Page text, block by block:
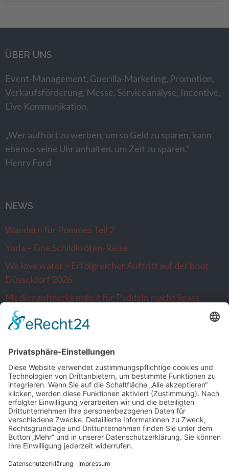
ÜBER UNS
Event-Management, Guerilla-Marketing, Promotion,
Verkaufsförderung, Messe, Serviceanalyse, Incentive,
Live Kommunikation.
„Wer aufhört zu werben, um so Geld zu sparen, kann
ebenso seine Uhr anhalten, um Zeit zu sparen.“
Henry Ford
NEWS
Wandern für Pommes Teil 2
Yoda – Eine Schildkröten-Reise
We love water – Erfolgreicher Auftritt auf der boot
Düsseldorf 2026
Medienaufmerksamkeit für Paddeln macht Spass
Alltagsausbrecher wandern nach Venlo…die
Niederlande sind neugierig
SONSTIGE
Kontakt
Facebook
Impressum
Datenschutz